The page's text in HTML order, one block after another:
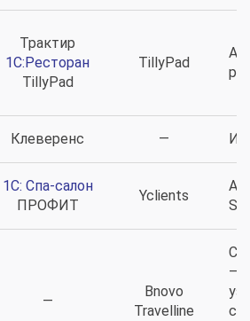
Трактир
1С:Ресторан
TillyPad
TillyPad
Клеверенс —
1C: Спа-салон
ПРОФИТ
Yclients
—
Bnovo
Travelline
–